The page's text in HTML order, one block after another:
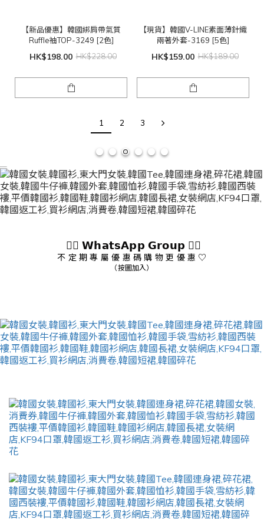
【新品優惠】韓國綁肩帶氣質
Ruffle袖TOP-3249 [2色]
HK$198.00 HK$228.00
【現貨】韓國V-LINE素面薄針織
兩著外套-3169 [5色]
HK$159.00 HK$189.00
1 2 3
👇🏻 𝗪𝗵𝗮𝘁𝘀𝗔𝗽𝗽 𝗚𝗿𝗼𝘂𝗽 👇🏻
不 定 期 專 屬 優 惠 碼 購 物 更 優 惠 ♡
（按圖加入）